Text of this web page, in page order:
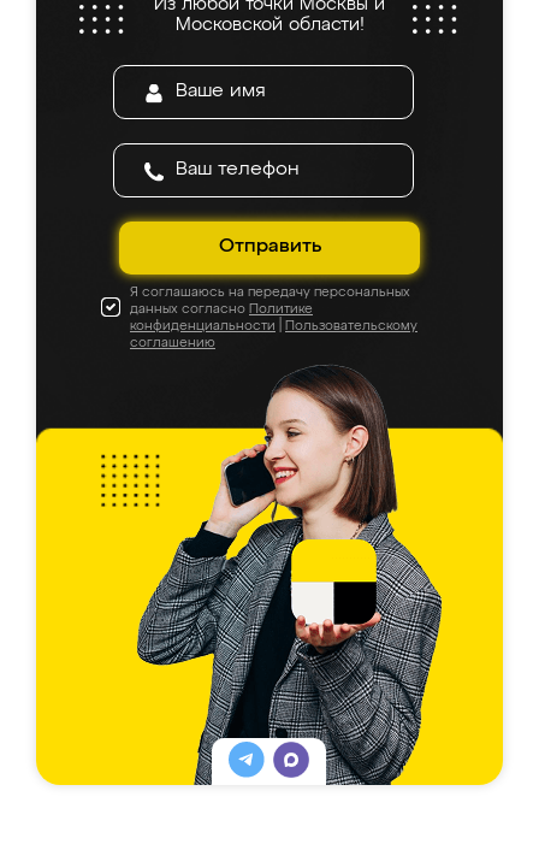
Из любой точки Москвы и
Московской области!
Отправить
Я соглашаюсь на передачу персональных
данных согласно Политике
конфиденциальности
Пользовательскому
соглашению